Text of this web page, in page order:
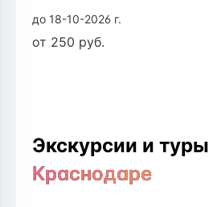
до 18-10-2026 г.
от 250 руб.
Экскурсии и туры
Краснодаре